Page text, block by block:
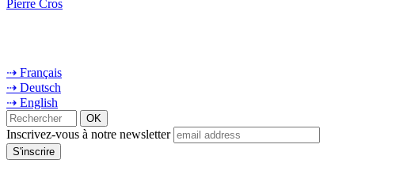
Pierre Cros
⇢ Français
⇢ Deutsch
⇢ English
Inscrivez-vous à notre newsletter